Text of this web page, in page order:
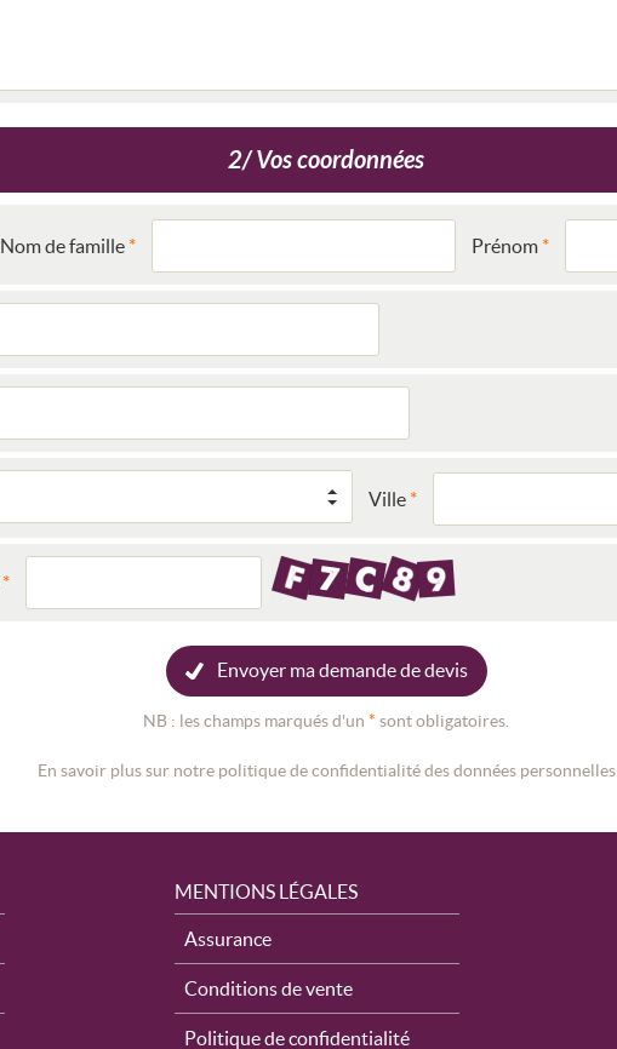
2/ Vos coordonnées
Nom de famille Prénom
Ville
Envoyer ma demande de devis
NB : les champs marqués d'un * sont obligatoires.
En savoir plus sur notre politique de confidentialité des données personnelles
MENTIONS LÉGALES
Assurance
Conditions de vente
Politique de confidentialité